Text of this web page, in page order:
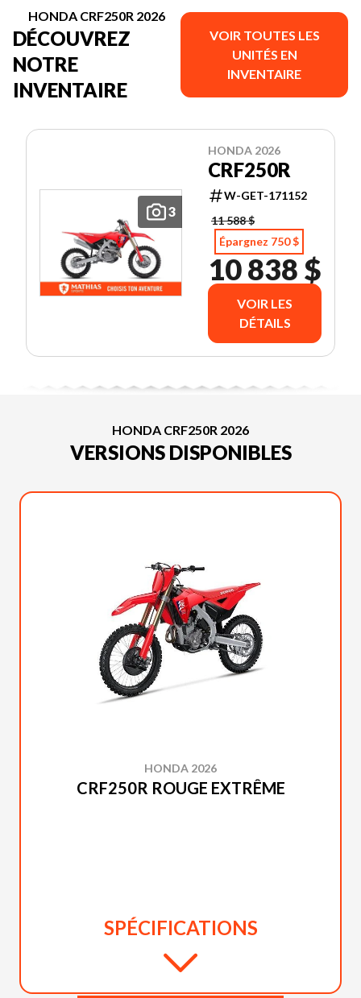
HONDA CRF250R 2026
DÉCOUVREZ
NOTRE
INVENTAIRE
VOIR TOUTES LES
UNITÉS EN
INVENTAIRE
3
HONDA 2026
CRF250R
W-GET-171152
11 588 $
Épargnez 750 $
10 838 $
VOIR LES
DÉTAILS
HONDA CRF250R 2026
VERSIONS DISPONIBLES
HONDA 2026
CRF250R ROUGE EXTRÊME
SPÉCIFICATIONS